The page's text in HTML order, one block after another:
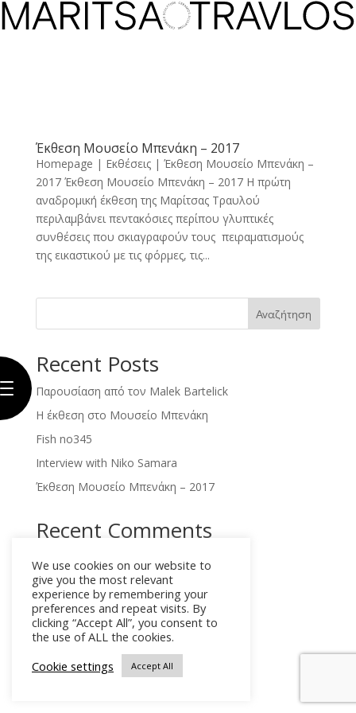
Έκθεση Μουσείο Μπενάκη – 2017
Homepage | Εκθέσεις | Έκθεση Μουσείο Μπενάκη –
2017 Έκθεση Μουσείο Μπενάκη – 2017 Η πρώτη
αναδρομική έκθεση της Μαρίτσας Τραυλού
περιλαμβάνει πεντακόσιες περίπου γλυπτικές
συνθέσεις που σκιαγραφούν τους πειραματισμούς
της εικαστικού με τις φόρμες, τις...
Αναζήτηση
Recent Posts
Παρουσίαση από τον Malek Bartelick
Η έκθεση στο Μουσείο Μπενάκη
Fish no345
Interview with Niko Samara
Έκθεση Μουσείο Μπενάκη – 2017
Recent Comments
Χωρίς σχόλια για εμφάνιση.
We use cookies on our website to
give you the most relevant
experience by remembering your
preferences and repeat visits. By
clicking “Accept All”, you consent to
the use of ALL the cookies.
Cookie settings
Accept All
GR